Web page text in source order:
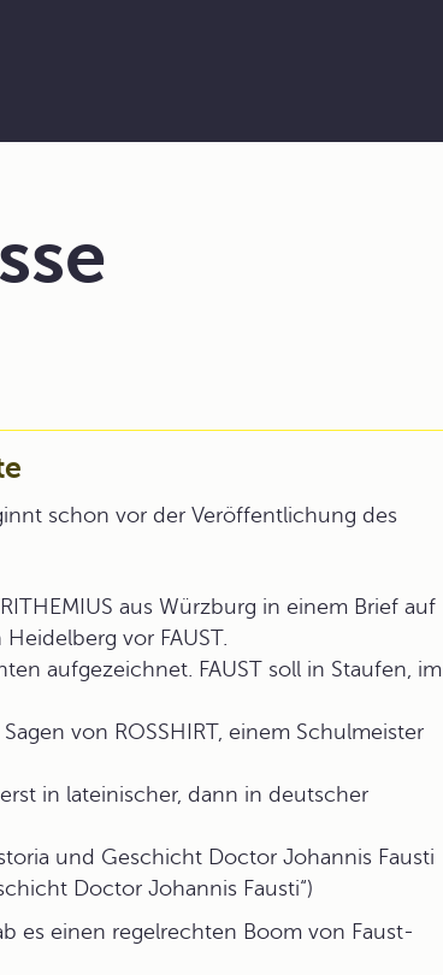
schon vor der Veröffentlichung des
aus Würzburg in einem Brief auf
vor FAUST.
aufgezeichnet. FAUST soll in Staufen, im
von ROSSHIRT, einem Schulmeister
in lateinischer, dann in deutscher
und Geschicht Doctor Johannis Fausti
Doctor Johannis Fausti“)
es einen regelrechten Boom von Faust-